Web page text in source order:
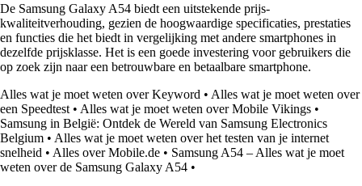
De Samsung Galaxy A54 biedt een uitstekende prijs-
kwaliteitverhouding, gezien de hoogwaardige specificaties, prestaties
en functies die het biedt in vergelijking met andere smartphones in
dezelfde prijsklasse. Het is een goede investering voor gebruikers die
op zoek zijn naar een betrouwbare en betaalbare smartphone.
Alles wat je moet weten over Keyword • Alles wat je moet weten over
een Speedtest • Alles wat je moet weten over Mobile Vikings •
Samsung in België: Ontdek de Wereld van Samsung Electronics
Belgium • Alles wat je moet weten over het testen van je internet
snelheid • Alles over Mobile.de • Samsung A54 – Alles wat je moet
weten over de Samsung Galaxy A54 •